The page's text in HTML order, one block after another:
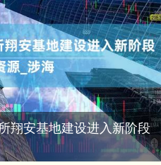
翔安基地建设进入新阶段